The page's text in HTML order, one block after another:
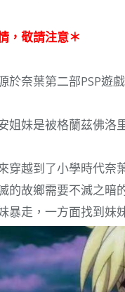
，敬請注意＊
於奈葉第二部PSP遊
姐妹是被格蘭茲佛洛
穿越到了小學時代奈
的故鄉需要不滅之暗
暴走，一方面找到妹